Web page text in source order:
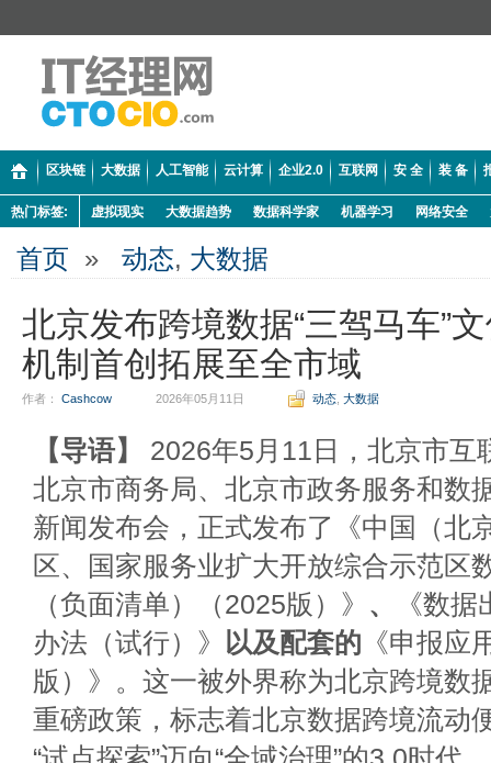
区块链 大数据 人工智能 云计算 企业2.0 互联网 安 全 装 备
热门标签: 虚拟现实 大数据趋势 数据科学家 机器学习 网络安全
首页 » 动态, 大数据
北京发布跨境数据“三驾马车”
机制首创拓展至全市域
作者： Cashcow 2026年05月11日 动态 大数据
【导语】
2026年5月11日，北京市互
北京市商务局、北京市政务服务和数
新闻发布会，正式发布了《中国（北
区、国家服务业扩大开放综合示范区
（负面清单）（2025版）》 、
《数
办法（试行）》
以及配套的 《申报应
版）》。这一被外界称为北京跨境数
重磅政策，标志着北京数据跨境流动